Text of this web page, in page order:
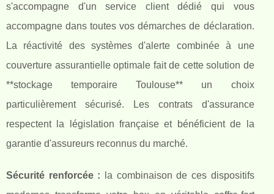
s'accompagne d'un service client dédié qui vous
accompagne dans toutes vos démarches de déclaration.
La réactivité des systèmes d'alerte combinée à une
couverture assurantielle optimale fait de cette solution de
**stockage temporaire Toulouse** un choix
particulièrement sécurisé. Les contrats d'assurance
respectent la législation française et bénéficient de la
garantie d'assureurs reconnus du marché.
Sécurité renforcée : la combinaison de ces dispositifs